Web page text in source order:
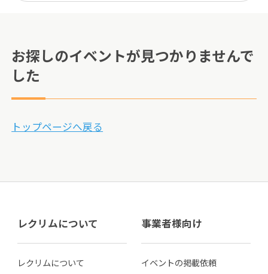
お探しのイベントが見つかりませんで
した
トップページへ戻る
レクリムについて
レクリムについて
事業者様向け
イベントの掲載依頼